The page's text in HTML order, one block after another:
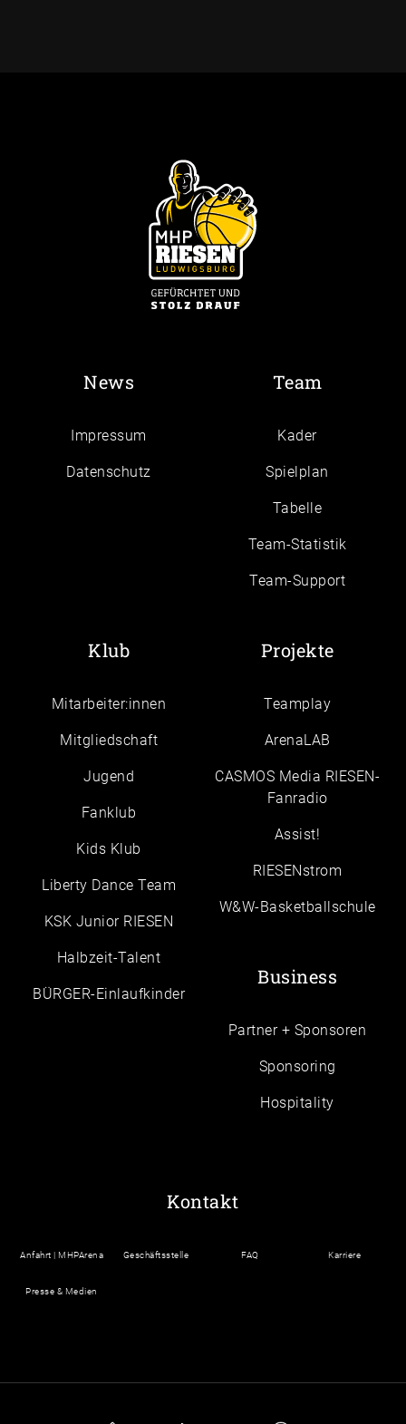
News
Impressum
Daten­schutz
Team
Kader
Spielplan
Tabelle
Team-Statistik
Team-Support
Klub
Mitarbeiter:innen
Mitgliedschaft
Jugend
Fanklub
Kids Klub
Liberty Dance Team
KSK Junior RIESEN
Halbzeit-Talent
BÜRGER-Einlaufkinder
Projekte
Teamplay
ArenaLAB
CASMOS Media RIESEN-
Fanradio
Assist!
RIESENstrom
W&W-Basketballschule
Business
Partner + Sponsoren
Sponsoring
Hospitality
Kontakt
Anfahrt | MHPArena Geschäftsstelle FAQ Karriere
Presse & Medien